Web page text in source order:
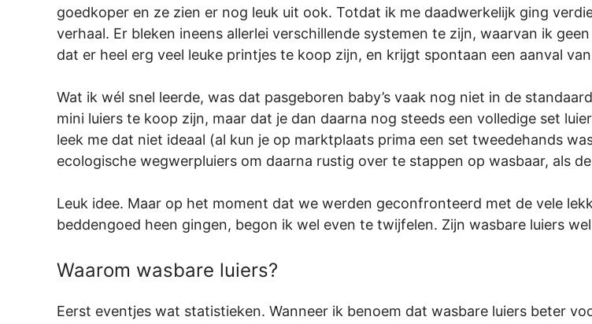
goedkoper en ze zien er nog leuk uit ook. Totdat ik me daadwerkelijk ging
verhaal. Er bleken ineens allerlei verschillende systemen te zijn, waarvan ik
dat er heel erg veel leuke printjes te koop zijn, en krijgt spontaan een aanval
Wat ik wél snel leerde, was dat pasgeboren baby’s vaak nog niet in de
mini luiers te koop zijn, maar dat je dan daarna nog steeds een volledige set
leek me dat niet ideaal (al kun je op marktplaats prima een set tweedehands
ecologische wegwerpluiers om daarna rustig over te stappen op wasbaar, als
Leuk idee. Maar op het moment dat we werden geconfronteerd met de vele
beddengoed heen gingen, begon ik wel even te twijfelen. Zijn wasbare luiers
Waarom wasbare luiers?
Eerst eventjes wat statistieken. Wanneer ik benoem dat wasbare luiers beter